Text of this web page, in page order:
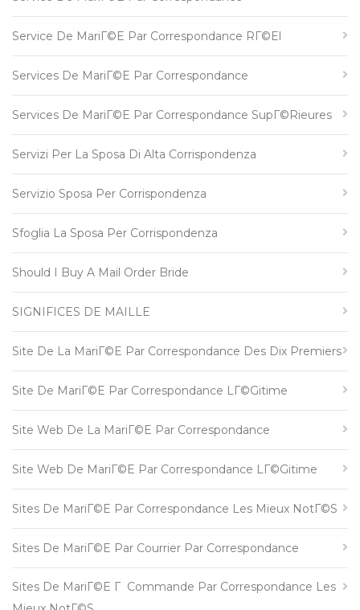
Service De MariГ©e Par Correspondance RГ©el
Services De MariГ©e Par Correspondance
Services De MariГ©e Par Correspondance SupГ©rieures
Servizi Per La Sposa Di Alta Corrispondenza
Servizio Sposa Per Corrispondenza
Sfoglia La Sposa Per Corrispondenza
Should I Buy A Mail Order Bride
SIGNIFICES DE MAILLE
Site De La MariГ©e Par Correspondance Des Dix Premiers
Site De MariГ©e Par Correspondance LГ©gitime
Site Web De La MariГ©e Par Correspondance
Site Web De MariГ©e Par Correspondance LГ©gitime
Sites De MariГ©e Par Correspondance Les Mieux NotГ©s
Sites De MariГ©e Par Courrier Par Correspondance
Sites De MariГ©e Г Commande Par Correspondance Les